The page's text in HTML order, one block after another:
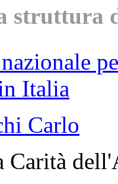
struttura
Italia
Carlo